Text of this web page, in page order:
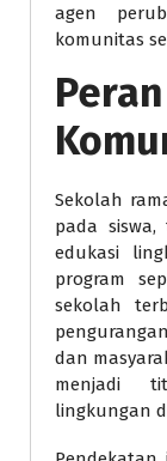
agen
komunitas
Sekolah
pada
edukasi
program
sekolah
dan
menjadi
lingkungan